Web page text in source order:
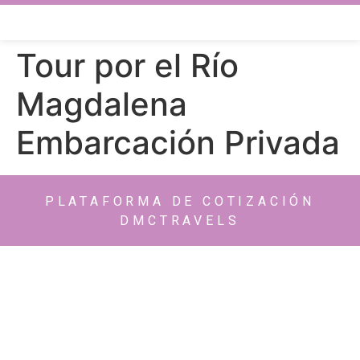
Tour por el Río
Magdalena
Embarcación Privada
PLATAFORMA DE COTIZACIÓN
DMCTRAVELS